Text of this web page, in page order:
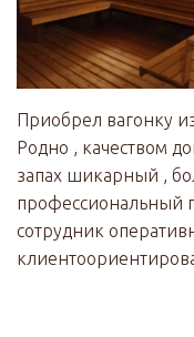
Приобрел вагонку
Родно , качеством
запах шикарный ,
профессиональный
сотрудник